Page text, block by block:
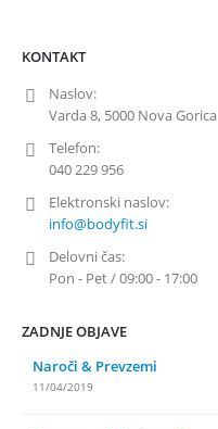
KONTAKT
Naslov:
Varda 8, 5000 Nova Gorica
Telefon:
040 229 956
Elektronski naslov:
info@bodyfit.si
Delovni čas:
Pon - Pet / 09:00 - 17:00
ZADNJE OBJAVE
Naroči & Prevzemi
11/04/2019